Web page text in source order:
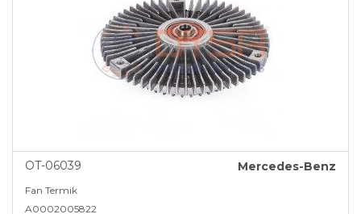
OT-06039 Mercedes-Benz
Fan Termik
A0002005822